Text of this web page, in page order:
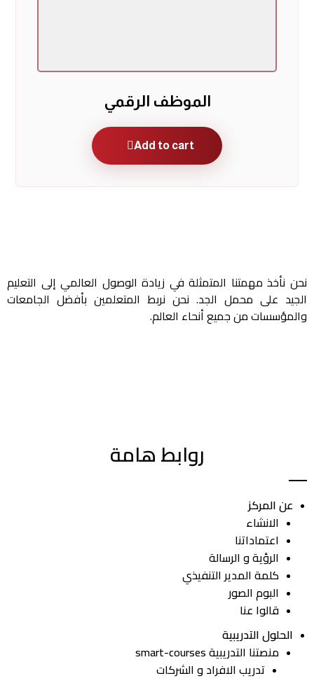
الموظف الرقمي
Add to cart
نحن نأخذ مهمتنا المتمثلة في زيادة الوصول العالمي إلى التعليم
الجيد على محمل الجد. نحن نربط المتعلمين بأفضل الجامعات
والمؤسسات من جميع أنحاء العالم.
روابط هامة
عن المركز
الانشاء
اعتماداتنا
الرؤية و الرسالة
كلمة المدير التنفيذي
البوم الصور
قالوا عنا
الحلول التدريبية
منصتنا التدريبية smart-courses
تدريب الافراد و الشركات